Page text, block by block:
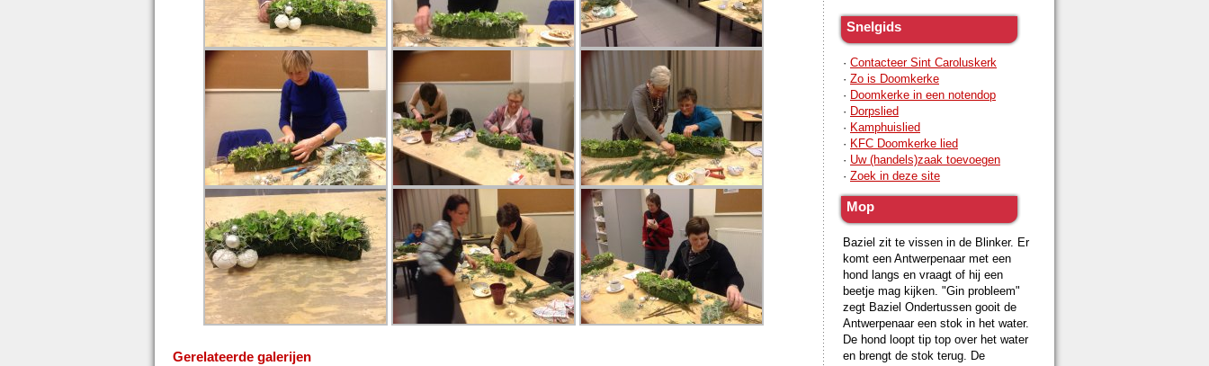
Gerelateerde galerijen
Snelgids
· Contacteer Sint Caroluskerk
· Zo is Doomkerke
· Doomkerke in een notendop
· Dorpslied
· Kamphuislied
· KFC Doomkerke lied
· Uw (handels)zaak toevoegen
· Zoek in deze site
Mop
Baziel zit te vissen in de Blinker. Er
komt een Antwerpenaar met een
hond langs en vraagt of hij een
beetje mag kijken. "Gin probleem"
zegt Baziel Ondertussen gooit de
Antwerpenaar een stok in het water.
De hond loopt tip top over het water
en brengt de stok terug. De